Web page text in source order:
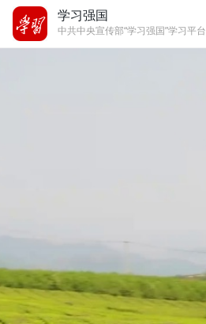
学习强国
中共中央宣传部“学习强国”学习平台